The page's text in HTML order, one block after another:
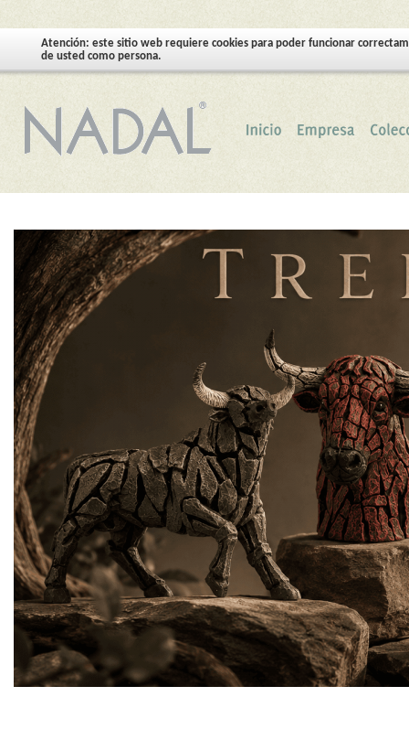
Atención: este sitio web requiere cookies para poder funcionar
de usted como persona.